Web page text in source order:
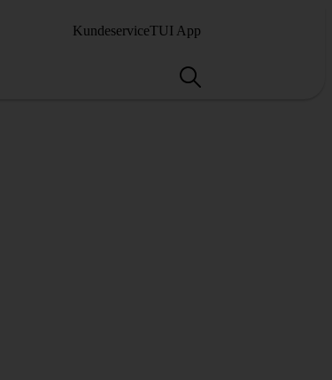
KundeserviceTUI App